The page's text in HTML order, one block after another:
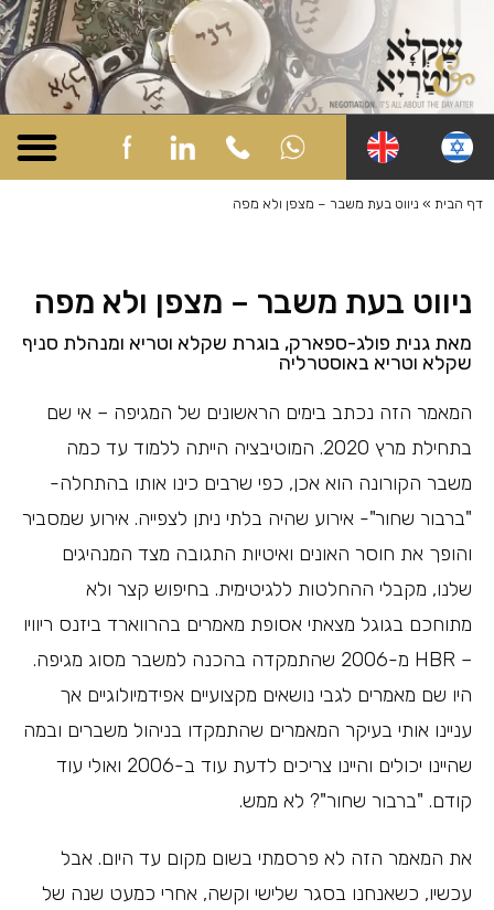
דף הבית » ניווט בעת משבר – מצפן ולא מפה
ניווט בעת משבר – מצפן ולא מפה
מאת גנית פולג-ספארק, בוגרת שקלא וטריא ומנהלת סניף
שקלא וטריא באוסטרליה
המאמר הזה נכתב בימים הראשונים של המגיפה – אי שם
בתחילת מרץ 2020. המוטיבציה הייתה ללמוד עד כמה
משבר הקורונה הוא אכן, כפי שרבים כינו אותו בהתחלה-
"ברבור שחור"- אירוע שהיה בלתי ניתן לצפייה. אירוע שמסביר
והופך את חוסר האונים ואיטיות התגובה מצד המנהיגים
שלנו, מקבלי ההחלטות ללגיטימית. בחיפוש קצר ולא
מתוחכם בגוגל מצאתי אסופת מאמרים בהרווארד ביזנס ריוויו
– HBR מ-2006 שהתמקדה בהכנה למשבר מסוג מגיפה.
היו שם מאמרים לגבי נושאים מקצועיים אפידמיולוגיים אך
עניינו אותי בעיקר המאמרים שהתמקדו בניהול משברים ובמה
שהיינו יכולים והיינו צריכים לדעת עוד ב-2006 ואולי עוד
קודם. "ברבור שחור"? לא ממש.
את המאמר הזה לא פרסמתי בשום מקום עד היום. אבל
עכשיו, כשאנחנו בסגר שלישי וקשה, אחרי כמעט שנה של